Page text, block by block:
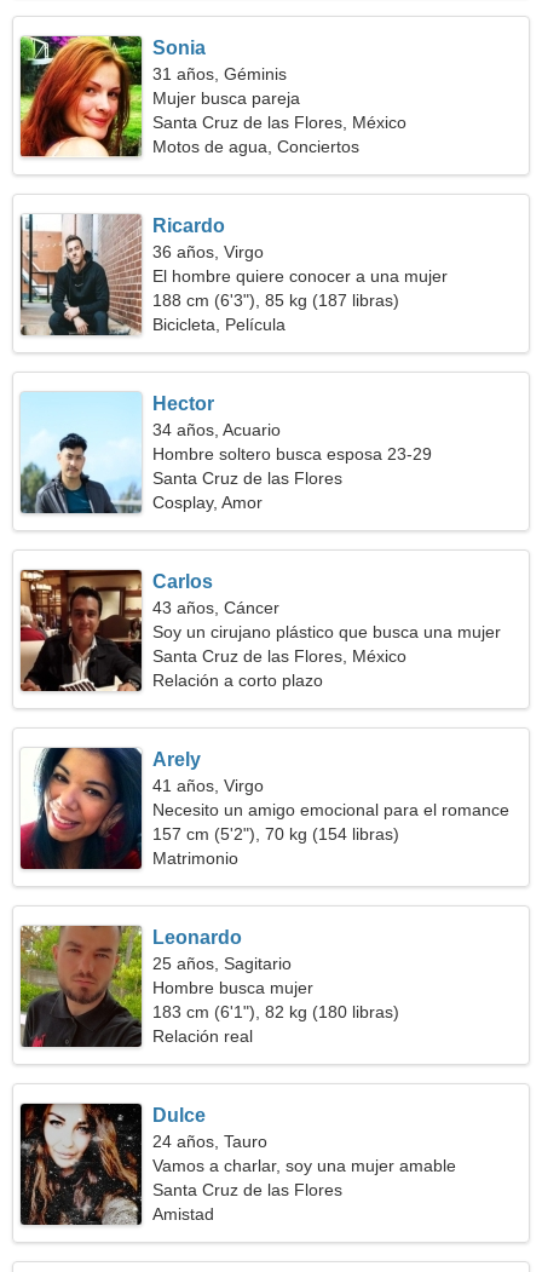
Sonia
31 años, Géminis
Mujer busca pareja
Santa Cruz de las Flores, México
Motos de agua, Conciertos
Ricardo
36 años, Virgo
El hombre quiere conocer a una mujer
188 cm (6'3"), 85 kg (187 libras)
Bicicleta, Película
Hector
34 años, Acuario
Hombre soltero busca esposa 23-29
Santa Cruz de las Flores
Cosplay, Amor
Carlos
43 años, Cáncer
Soy un cirujano plástico que busca una mujer
sensible
Santa Cruz de las Flores, México
Relación a corto plazo
Arely
41 años, Virgo
Necesito un amigo emocional para el romance
157 cm (5'2"), 70 kg (154 libras)
Matrimonio
Leonardo
25 años, Sagitario
Hombre busca mujer
183 cm (6'1"), 82 kg (180 libras)
Relación real
Dulce
24 años, Tauro
Vamos a charlar, soy una mujer amable
Santa Cruz de las Flores
Amistad